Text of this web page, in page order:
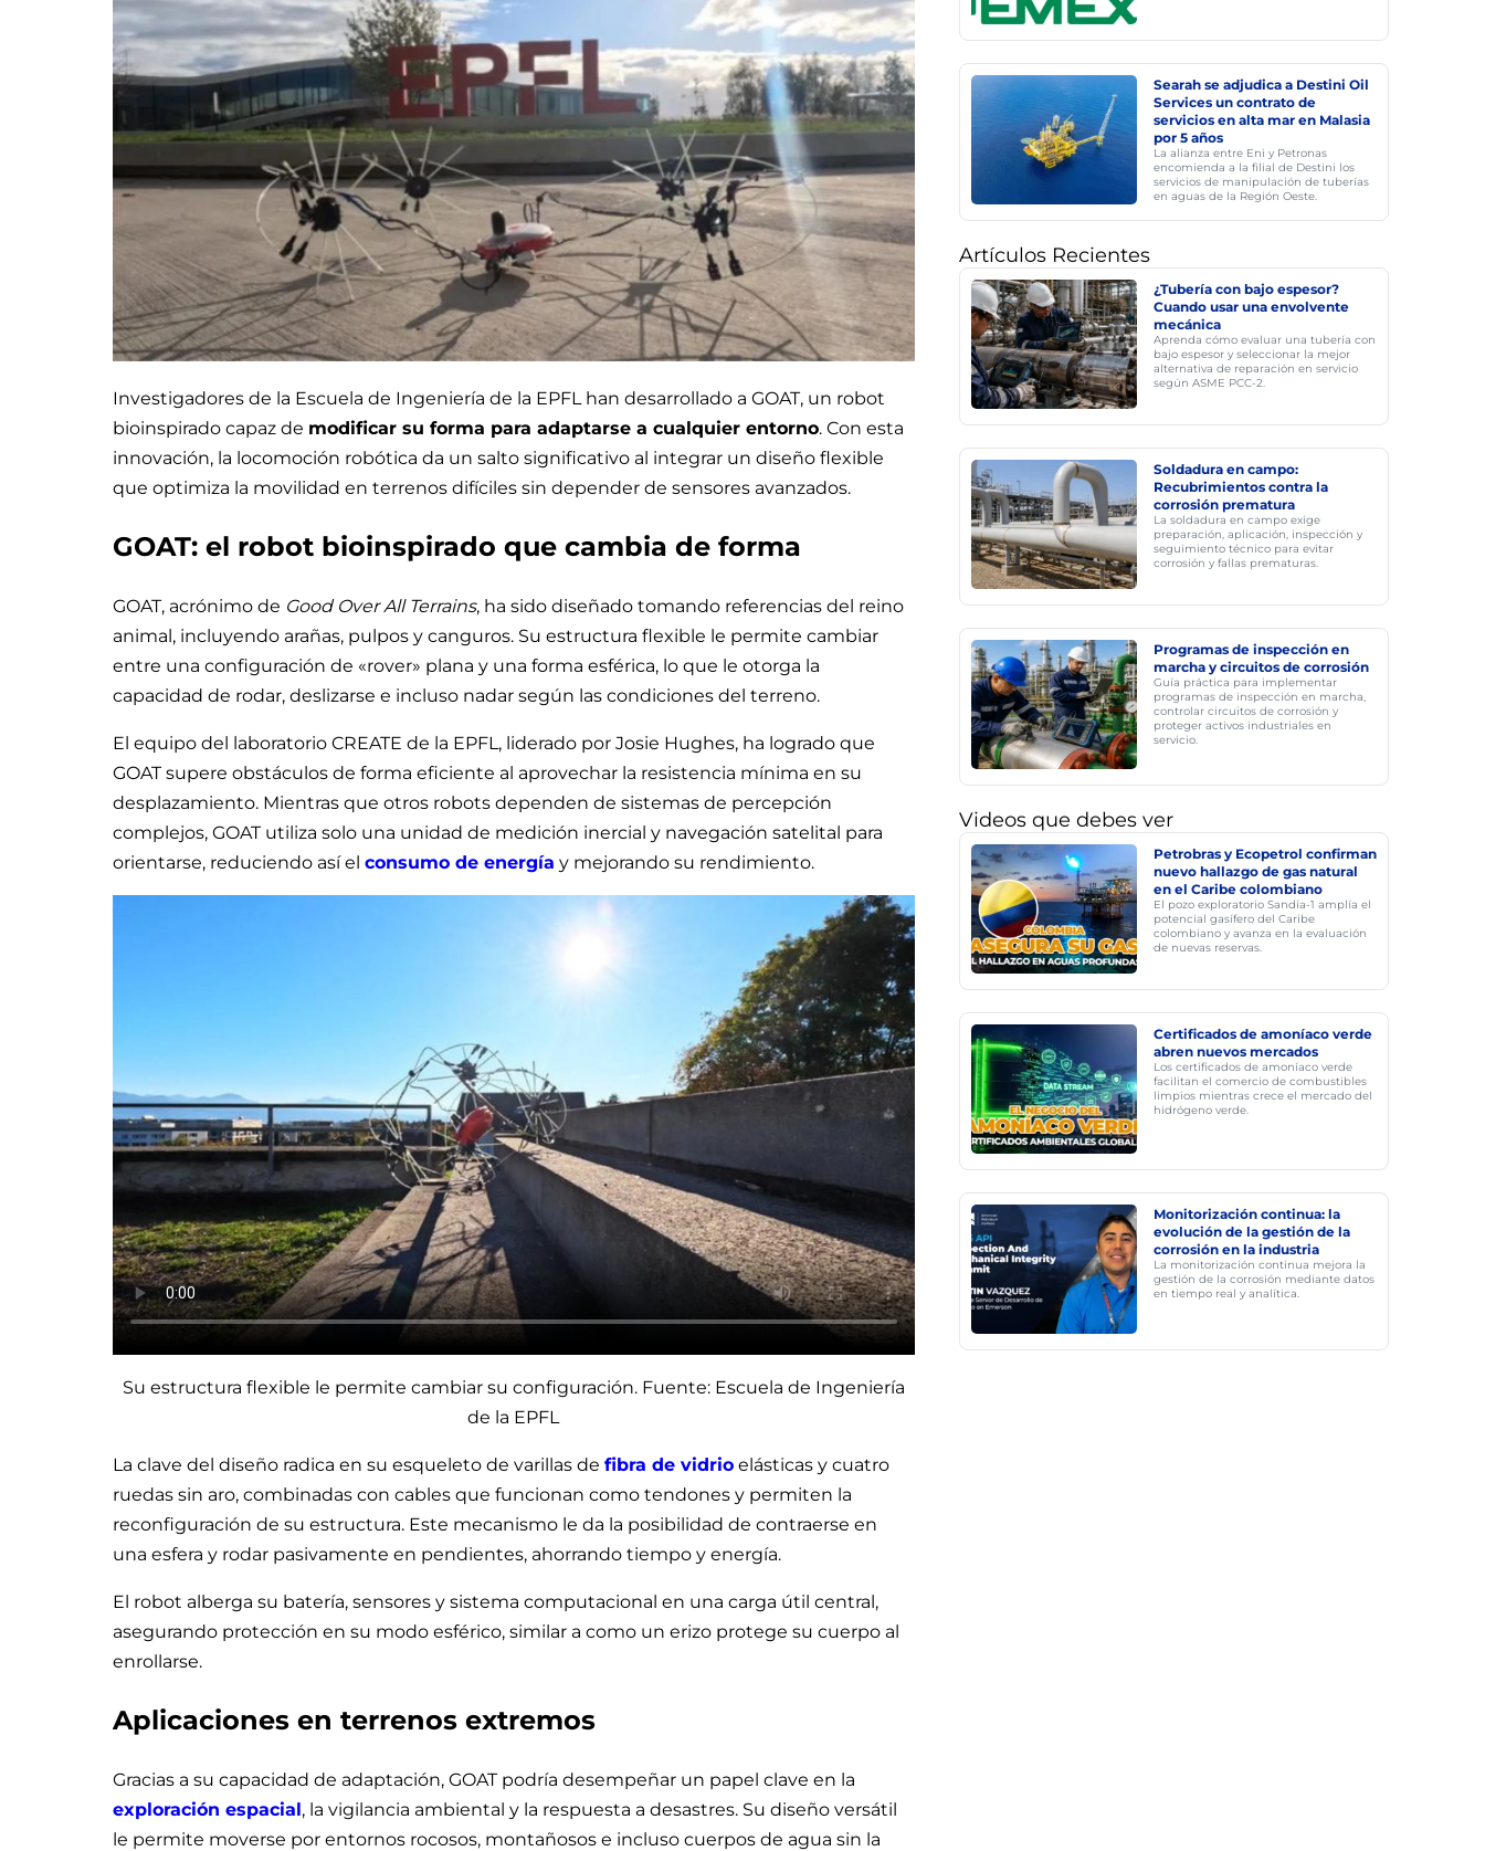
Investigadores de la Escuela de Ingeniería de la EPFL han desarrollado a GOAT, un robot
bioinspirado capaz de modificar su forma para adaptarse a cualquier entorno. Con esta
innovación, la locomoción robótica da un salto significativo al integrar un diseño flexible
que optimiza la movilidad en terrenos difíciles sin depender de sensores avanzados.
GOAT: el robot bioinspirado que cambia de forma
GOAT, acrónimo de Good Over All Terrains, ha sido diseñado tomando referencias del reino
animal, incluyendo arañas, pulpos y canguros. Su estructura flexible le permite cambiar
entre una configuración de «rover» plana y una forma esférica, lo que le otorga la
capacidad de rodar, deslizarse e incluso nadar según las condiciones del terreno.
El equipo del laboratorio CREATE de la EPFL, liderado por Josie Hughes, ha logrado que
GOAT supere obstáculos de forma eficiente al aprovechar la resistencia mínima en su
desplazamiento. Mientras que otros robots dependen de sistemas de percepción
complejos, GOAT utiliza solo una unidad de medición inercial y navegación satelital para
orientarse, reduciendo así el consumo de energía y mejorando su rendimiento.
Su estructura flexible le permite cambiar su configuración. Fuente: Escuela de Ingeniería
de la EPFL
La clave del diseño radica en su esqueleto de varillas de fibra de vidrio elásticas y cuatro
ruedas sin aro, combinadas con cables que funcionan como tendones y permiten la
reconfiguración de su estructura. Este mecanismo le da la posibilidad de contraerse en
una esfera y rodar pasivamente en pendientes, ahorrando tiempo y energía.
El robot alberga su batería, sensores y sistema computacional en una carga útil central,
asegurando protección en su modo esférico, similar a como un erizo protege su cuerpo al
enrollarse.
Aplicaciones en terrenos extremos
Gracias a su capacidad de adaptación, GOAT podría desempeñar un papel clave en la
exploración espacial, la vigilancia ambiental y la respuesta a desastres. Su diseño versátil
le permite moverse por entornos rocosos, montañosos e incluso cuerpos de agua sin la
Searah se adjudica a Destini Oil
Services un contrato de
servicios en alta mar en Malasia
por 5 años
La alianza entre Eni y Petronas
encomienda a la filial de Destini los
servicios de manipulación de tuberías
en aguas de la Región Oeste.
Artículos Recientes
¿Tubería con bajo espesor?
Cuando usar una envolvente
mecánica
Aprenda cómo evaluar una tubería con
bajo espesor y seleccionar la mejor
alternativa de reparación en servicio
según ASME PCC-2.
Soldadura en campo:
Recubrimientos contra la
corrosión prematura
La soldadura en campo exige
preparación, aplicación, inspección y
seguimiento técnico para evitar
corrosión y fallas prematuras.
Programas de inspección en
marcha y circuitos de corrosión
Guía práctica para implementar
programas de inspección en marcha,
controlar circuitos de corrosión y
proteger activos industriales en
servicio.
Videos que debes ver
Petrobras y Ecopetrol confirman
nuevo hallazgo de gas natural
en el Caribe colombiano
El pozo exploratorio Sandía-1 amplía el
potencial gasífero del Caribe
colombiano y avanza en la evaluación
de nuevas reservas.
Certificados de amoníaco verde
abren nuevos mercados
Los certificados de amoníaco verde
facilitan el comercio de combustibles
limpios mientras crece el mercado del
hidrógeno verde.
Monitorización continua: la
evolución de la gestión de la
corrosión en la industria
La monitorización continua mejora la
gestión de la corrosión mediante datos
en tiempo real y analítica.